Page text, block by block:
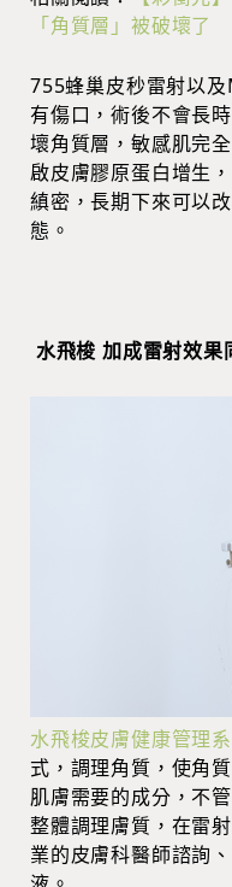
「角質層」被破壞了
755蜂巢皮秒雷射以
有傷口，術後不會長
壞角質層，敏感肌完
啟皮膚膠原蛋白增生
縝密，長期下來可以
態。
水飛梭 加成雷射效果
水飛梭皮膚健康管理
式，調理角質，使角
肌膚需要的成分，不
整體調理膚質，在雷
業的皮膚科醫師諮詢